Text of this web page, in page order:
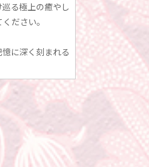
る極上の癒やし
ださい。
に深く刻まれる